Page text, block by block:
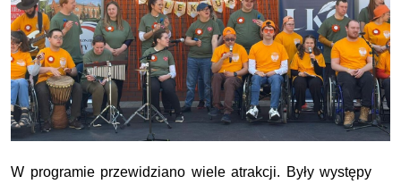
W programie przewidziano wiele atrakcji. Były występy